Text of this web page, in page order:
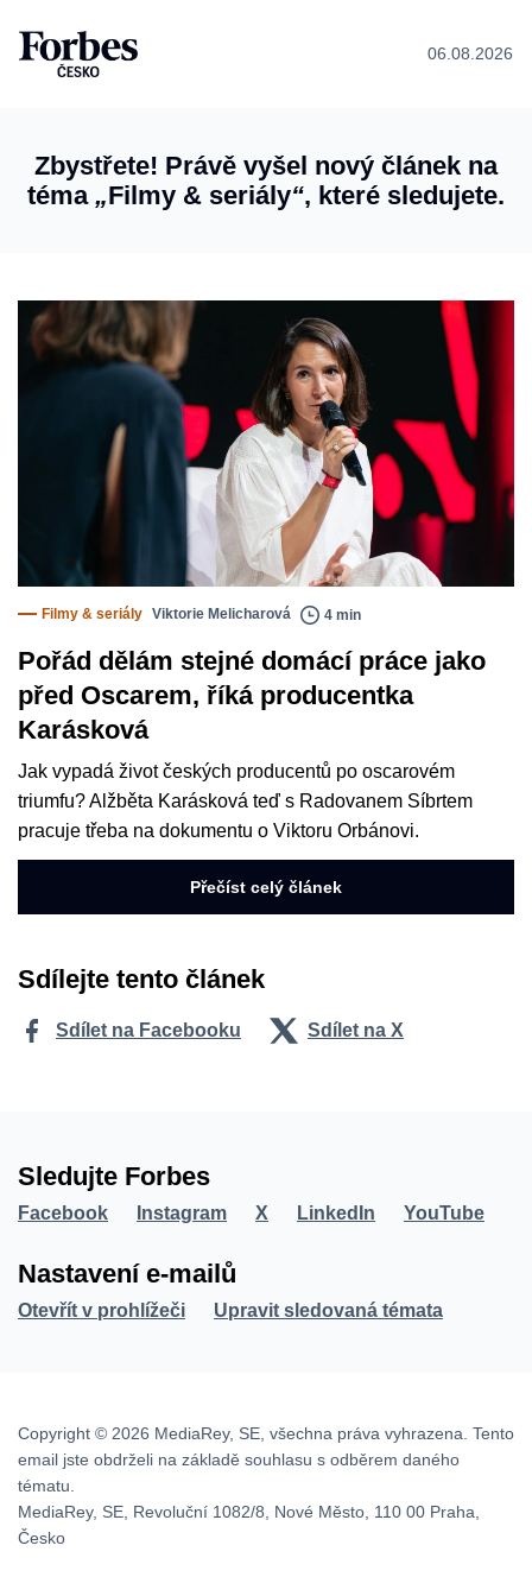
06.08.2026
Zbystřete! Právě vyšel nový článek na
téma „Filmy & seriály“, které sledujete.
Filmy & seriály Viktorie Melicharová 4 min
Pořád dělám stejné domácí práce jako
před Oscarem, říká producentka
Karásková
Jak vypadá život českých producentů po oscarovém
triumfu? Alžběta Karásková teď s Radovanem Síbrtem
pracuje třeba na dokumentu o Viktoru Orbánovi.
Přečíst celý článek
Sdílejte tento článek
Sdílet na Facebooku Sdílet na X
Sledujte Forbes
Facebook Instagram X LinkedIn YouTube
Nastavení e-mailů
Otevřít v prohlížeči Upravit sledovaná témata
Copyright © 2026 MediaRey, SE, všechna práva vyhrazena. Tento
email jste obdrželi na základě souhlasu s odběrem daného
tématu.
MediaRey, SE, Revoluční 1082/8, Nové Město, 110 00 Praha,
Česko